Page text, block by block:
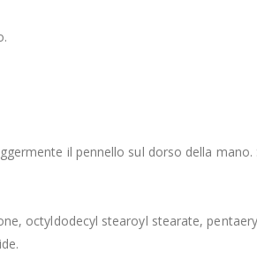
il pennello sul dorso della
octyldodecyl stearoyl stearate,